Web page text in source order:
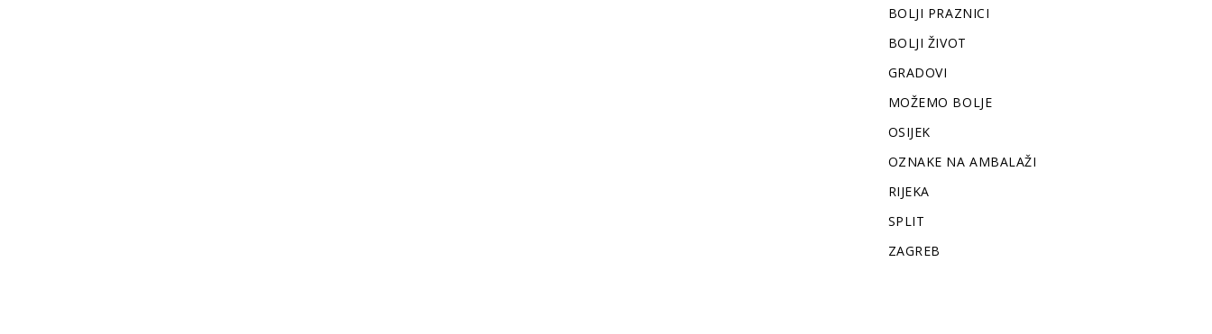
BOLJI PRAZNICI
BOLJI ŽIVOT
GRADOVI
MOŽEMO BOLJE
OSIJEK
OZNAKE NA AMBALAŽI
RIJEKA
SPLIT
ZAGREB